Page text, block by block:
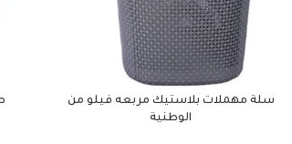
سلة مهملات بلاستيك مربعه فيلو من
الوطنية